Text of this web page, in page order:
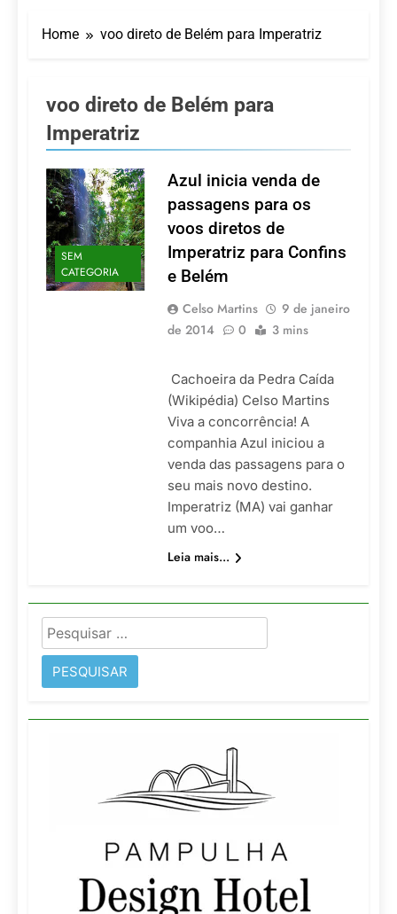
nos aeroportos da
7 De Agosto De 2026
atuação nos segmentos
de lazer e corporativo
7 De Agosto De 2026
Executivo com carreira
Balanger assume
comando do Wyndham
São Paulo Ibirapuera
LATAM anuncia 42
de operação do
Embraer 195-E2
5 De Agosto De 2026
Azul retoma voos
diretos entre Porto
Alegre e Montevidéu
5 De Agosto De 2026
Home voo direto de Belém para Imperatriz
voo direto de Belém para
Imperatriz
SEM
CATEGORIA
Azul inicia venda de
passagens para os
voos diretos de
Imperatriz para Confins
e Belém
Celso Martins
9 de janeiro
de 2014
0 3 mins
Cachoeira da Pedra Caída
(Wikipédia) Celso Martins
Viva a concorrência! A
companhia Azul iniciou a
venda das passagens para o
seu mais novo destino.
Imperatriz (MA) vai ganhar
um voo…
Leia mais...
Pesquisar
por: